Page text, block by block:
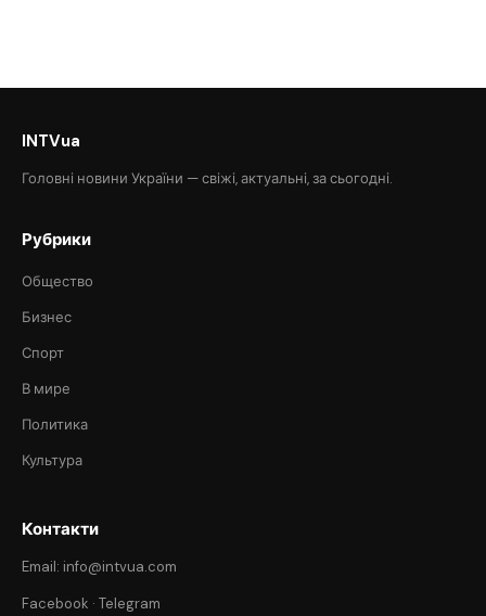
INTVua
Головні новини України — свіжі, актуальні, за сьогодні.
Рубрики
Общество
Бизнес
Спорт
В мире
Политика
Культура
Контакти
Email: info@intvua.com
Facebook · Telegram